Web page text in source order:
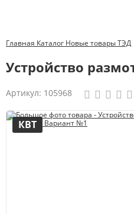
Главная Каталог Новые товарыТЭД
Устройство
Артикул: 105968
КВТ